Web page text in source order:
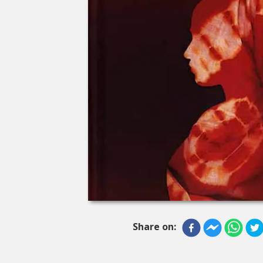
Share on: